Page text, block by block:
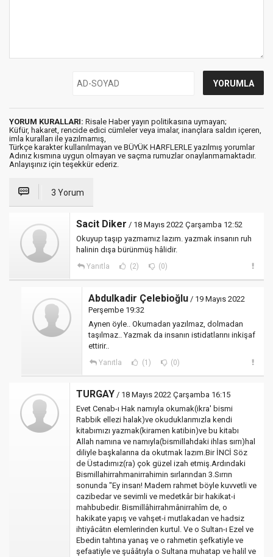
YORUM KURALLARI: Risale Haber yayın politikasına uymayan;
Küfür, hakaret, rencide edici cümleler veya imalar, inançlara saldırı içeren,
imla kuralları ile yazılmamış,
Türkçe karakter kullanılmayan ve BÜYÜK HARFLERLE yazılmış yorumlar
Adınız kısmına uygun olmayan ve saçma rumuzlar onaylanmamaktadır.
Anlayışınız için teşekkür ederiz.
3 Yorum
Sacit Diker / 18 Mayıs 2022 Çarşamba 12:52
Okuyup taşıp yazmamız lazım. yazmak insanın ruh
halinin dışa bürünmüş hâlidir.
Yanıtla (2) (0)
Abdulkadir Çelebioğlu / 19 Mayıs 2022
Perşembe 19:32
Aynen öyle.. Okumadan yazılmaz, dolmadan
taşılmaz.. Yazmak da insanın istidatlarını inkişaf
ettirir..
Yanıtla (1) (0)
TURGAY / 18 Mayıs 2022 Çarşamba 16:15
Evet Cenab-ı Hak namıyla okumak(ikra' bismi
Rabbik ellezi halak)ve okuduklarımızla kendi
kitabımızı yazmak(kiramen katibin)ve bu kitabı
Allah namına ve namıyla(bismillahdaki ihlas sırrı)hal
diliyle başkalarına da okutmak lazım.Bir İNCİ Söz
de Üstadımız(ra) çok güzel izah etmiş.Ardındaki
Bismillahirrahmanirrahimin sırlarından 3.Sırrın
sonunda "Ey insan! Madem rahmet böyle kuvvetli ve
cazibedar ve sevimli ve medetkâr bir hakikat-i
mahbubedir. Bismillâhirrahmânirrahîm de, o
hakikate yapış ve vahşet-i mutlakadan ve hadsiz
ihtiyâcâtın elemlerinden kurtul. Ve o Sultan-ı Ezel ve
Ebedin tahtına yanaş ve o rahmetin şefkatiyle ve
şefaatiyle ve şuââtıyla o Sultana muhatap ve halil ve